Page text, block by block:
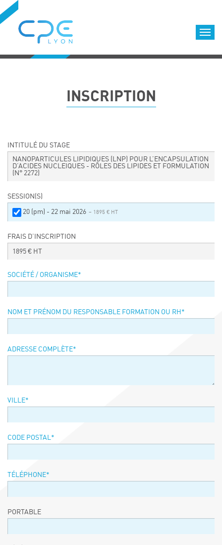
Formations diplômantes
Equipe
Nous choisir
Accès
Nos clients
Événements
Symposium on Chain Transfer Catalysis for
FRENCH-CHINESE CONFERENCE ON GREEN
CHEMISTRY
Contacts
INSCRIPTION
INTITULÉ DU STAGE
NANOPARTICULES LIPIDIQUES (LNP) POUR L’ENCAPSULATION
D’ACIDES NUCLEIQUES - RÔLES DES LIPIDES ET FORMULATION
(N° 2272)
SESSION(S)
20 (pm) - 22 mai 2026 – 1895 € HT
FRAIS D’INSCRIPTION
1895 € HT
SOCIÉTÉ / ORGANISME*
NOM ET PRÉNOM DU RESPONSABLE FORMATION OU RH *
ADRESSE COMPLÈTE*
VILLE*
CODE POSTAL*
TÉLÉPHONE*
PORTABLE
Cookies management panel